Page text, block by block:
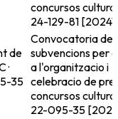
concursos
24-129-81
de
·
35
Convocatoria de
subvencions per
a l'organitzacio i
celebracio de
concursos
22-095-35